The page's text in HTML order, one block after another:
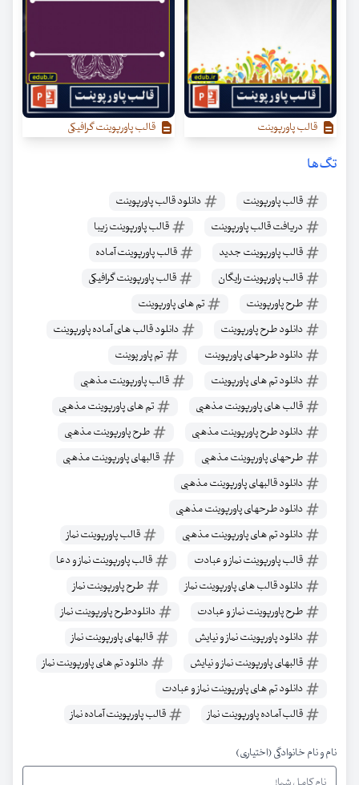
قالب پاورپوینت قالب پاورپوینت گرافیکی
تگ‌ها
قالب پاورپوینت
دانلود قالب پاورپوینت
دریافت قالب پاورپوینت
قالب پاورپوینت زیبا
قالب پاورپوینت جدید
قالب پاورپوینت آماده
قالب پاورپوینت رایگان
قالب پاورپوینت گرافیکی
طرح پاورپوینت
تم های پاورپوینت
دانلود طرح پاورپوینت
دانلود قالب های آماده پاورپوینت
دانلود طرحهای پاورپوینت
تم پاور پوینت
دانلود تم های پاورپوینت
قالب پاورپوینت مذهبی
قالب های پاورپوینت مذهبی
تم های پاورپوینت مذهبی
دانلود طرح پاورپوینت مذهبی
طرح پاورپوینت مذهبی
طرحهای پاورپوینت مذهبی
قالبهای پاورپوینت مذهبی
دانلود قالبهای پاورپوینت مذهبی
دانلود طرحهای پاورپوینت مذهبی
دانلود تم های پاورپوینت مذهبی
قالب پاورپوینت نماز
قالب پاورپوینت نماز و عبادت
قالب پاورپوینت نماز و دعا
دانلود قالب های پاورپوینت نماز
طرح پاورپوینت نماز
طرح پاورپوینت نماز و عبادت
دانلودطرح پاورپوینت نماز
دانلود پاورپوینت نماز و نیایش
قالبهای پاورپوینت نماز
قالبهای پاورپوینت نماز و نیایش
دانلود تم های پاورپوینت نماز
دانلود تم های پاورپوینت نماز و عبادت
قالب آماده پاورپوینت نماز
قالب پاورپوینت آماده نماز
نام و نام خانوادگی (اختیاری)